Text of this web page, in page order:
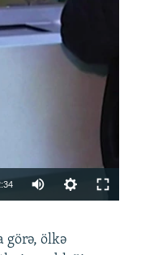
360p
görə, ölkə